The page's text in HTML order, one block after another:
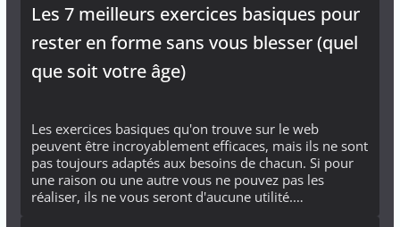
Les 7 meilleurs exercices basiques pour
rester en forme sans vous blesser (quel
que soit votre âge)
Les exercices basiques qu'on trouve sur le web
peuvent être incroyablement efficaces, mais ils ne sont
pas toujours adaptés aux besoins de chacun. Si pour
une raison ou une autre vous ne pouvez pas les
réaliser, ils ne vous seront d'aucune utilité.…